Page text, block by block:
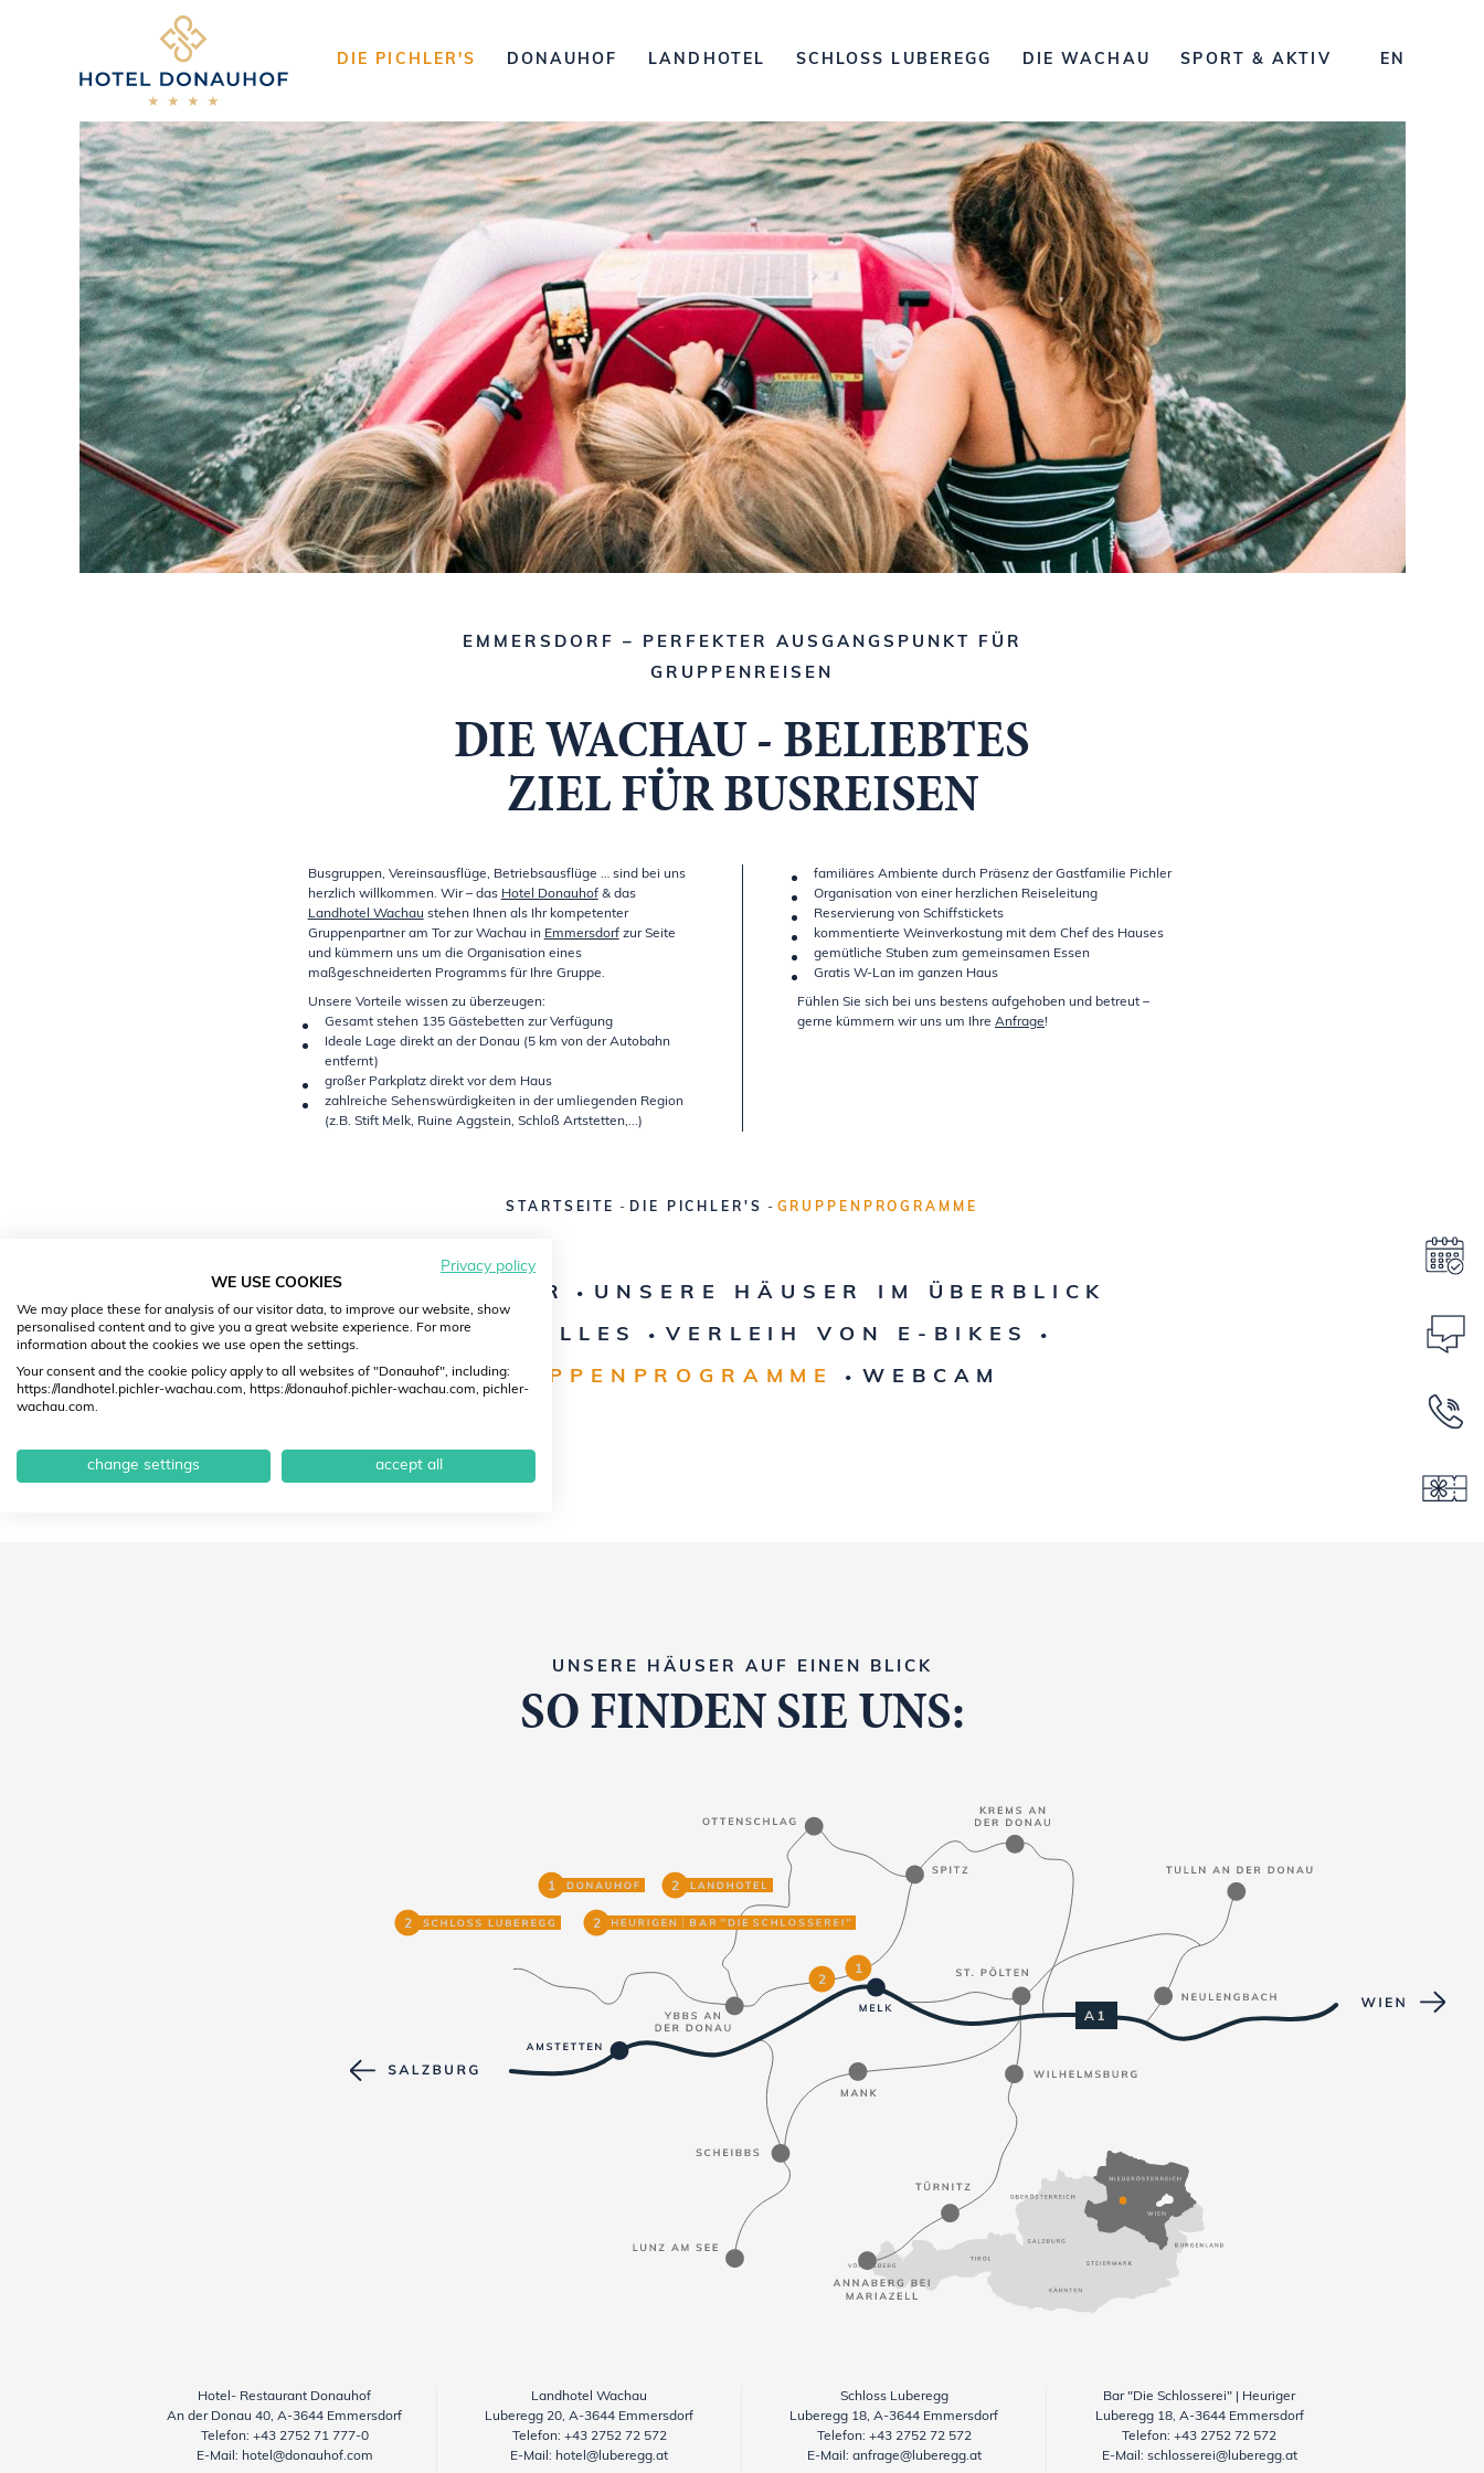
EMMERSDORF – PERFEKTER AUSGANGSPUNKT FÜR
GRUPPENREISEN
DIE WACHAU - BELIEBTES
ZIEL FÜR BUSREISEN
Busgruppen, Vereinsausflüge, Betriebsausflüge … sind bei uns
herzlich willkommen. Wir – das Hotel Donauhof& das
Landhotel Wachau stehen Ihnen als Ihr kompetenter
Gruppenpartner am Tor zur Wachau in Emmersdorfzur Seite
und kümmern uns um die Organisation eines
maßgeschneiderten Programms für Ihre Gruppe.
Unsere Vorteile wissen zu überzeugen:
Gesamt stehen 135 Gästebetten zur Verfügung
Ideale Lage direkt an der Donau (5 km von der Autobahn
entfernt)
großer Parkplatz direkt vor dem Haus
zahlreiche Sehenswürdigkeiten in der umliegenden Region
(z.B. Stift Melk, Ruine Aggstein, Schloß Artstetten,...)
familiäres Ambiente durch Präsenz der Gastfamilie Pichler
Organisation von einer herzlichen Reiseleitung
Reservierung von Schiffstickets
kommentierte Weinverkostung mit dem Chef des Hauses
gemütliche Stuben zum gemeinsamen Essen
Gratis W-Lan im ganzen Haus
Fühlen Sie sich bei uns bestens aufgehoben und betreut –
gerne kümmern wir uns um Ihre Anfrage!
STARTSEITE - DIE PICHLER'S - GRUPPENPROGRAMME
GASTGEBER • UNSERE HÄUSER IM ÜBERBLICK
AKTUELLES • VERLEIH VON E-BIKES •
GRUPPENPROGRAMME • WEBCAM
UNSERE HÄUSER AUF EINEN BLICK
SO FINDEN SIE UNS:
Hotel- Restaurant Donauhof
An der Donau 40, A-3644 Emmersdorf
Telefon: +43 2752 71 777-0
E-Mail: hotel@donauhof.com
Landhotel Wachau
Luberegg 20, A-3644 Emmersdorf
Telefon: +43 2752 72 572
E-Mail: hotel@luberegg.at
Schloss Luberegg
Luberegg 18, A-3644 Emmersdorf
Telefon: +43 2752 72 572
E-Mail: anfrage@luberegg.at
Bar "Die Schlosserei" | Heuriger
Luberegg 18, A-3644 Emmersdorf
Telefon: +43 2752 72 572
E-Mail: schlosserei@luberegg.at
DIE PICHLER'S DONAUHOF LANDHOTEL SCHLOSS LUBEREGG DIE WACHAU SPORT & AKTIV EN
Privacy policy
WE USE COOKIES
We may place these for analysis of our visitor data, to improve our website, show
personalised content and to give you a great website experience. For more
information about the cookies we use open the settings.
Your consent and the cookie policy apply to all websites of "Donauhof", including:
https://landhotel.pichler-wachau.com, https://donauhof.pichler-wachau.com, pichler-
wachau.com.
change settings accept all